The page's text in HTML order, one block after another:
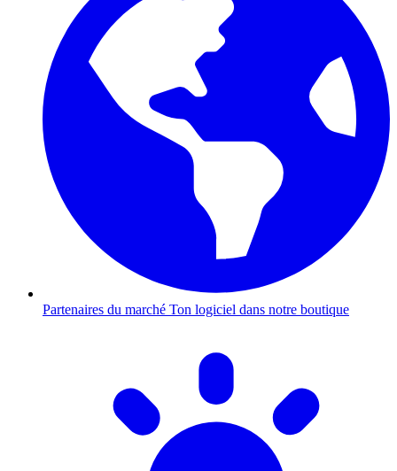
Partenaires du marché Ton logiciel dans notre boutique